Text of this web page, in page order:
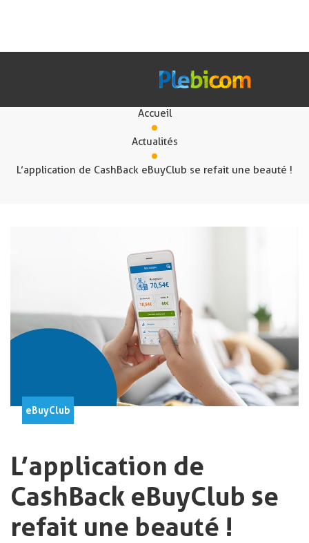
Actualités
Accueil
Actualités
L’application de CashBack eBuyClub se refait une beauté !
eBuyClub
L’application de
CashBack eBuyClub se
refait une beauté !